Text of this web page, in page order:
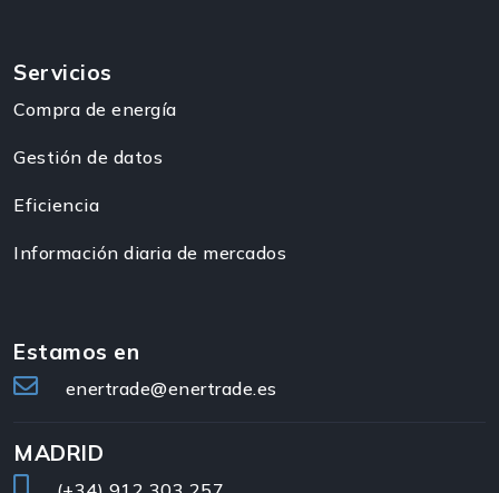
Servicios
Compra de energía
Gestión de datos
Eficiencia
Información diaria de mercados
Estamos en
enertrade@enertrade.es
MADRID